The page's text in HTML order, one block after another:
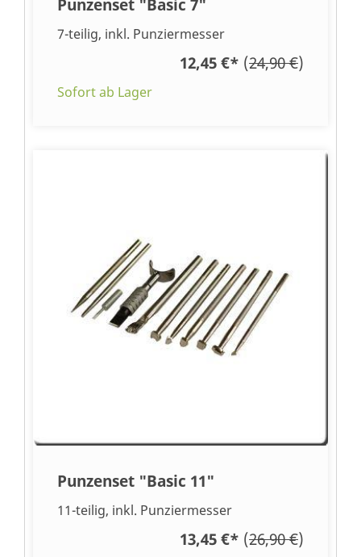
Punzenset "Basic 7"
7-teilig, inkl. Punziermesser
12,45 €* (24,90 €)
Sofort ab Lager
Punzenset "Basic 11"
11-teilig, inkl. Punziermesser
13,45 €* (26,90 €)